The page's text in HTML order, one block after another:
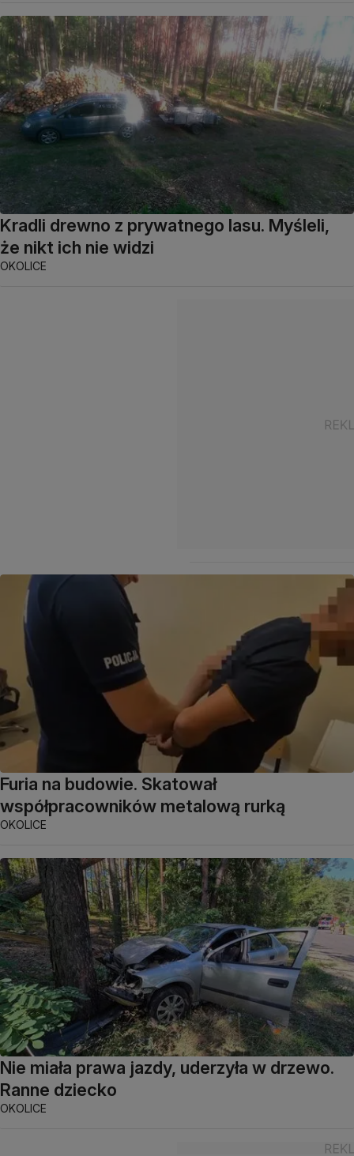
Kradli drewno z prywatnego lasu. Myśleli,
że nikt ich nie widzi
OKOLICE
Furia na budowie. Skatował
współpracowników metalową rurką
OKOLICE
Nie miała prawa jazdy, uderzyła w drzewo.
Ranne dziecko
OKOLICE